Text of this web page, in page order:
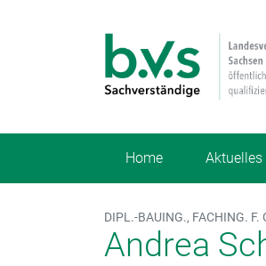
Home Aktuelles
DIPL.-BAUING., FACHING. F.
Andrea